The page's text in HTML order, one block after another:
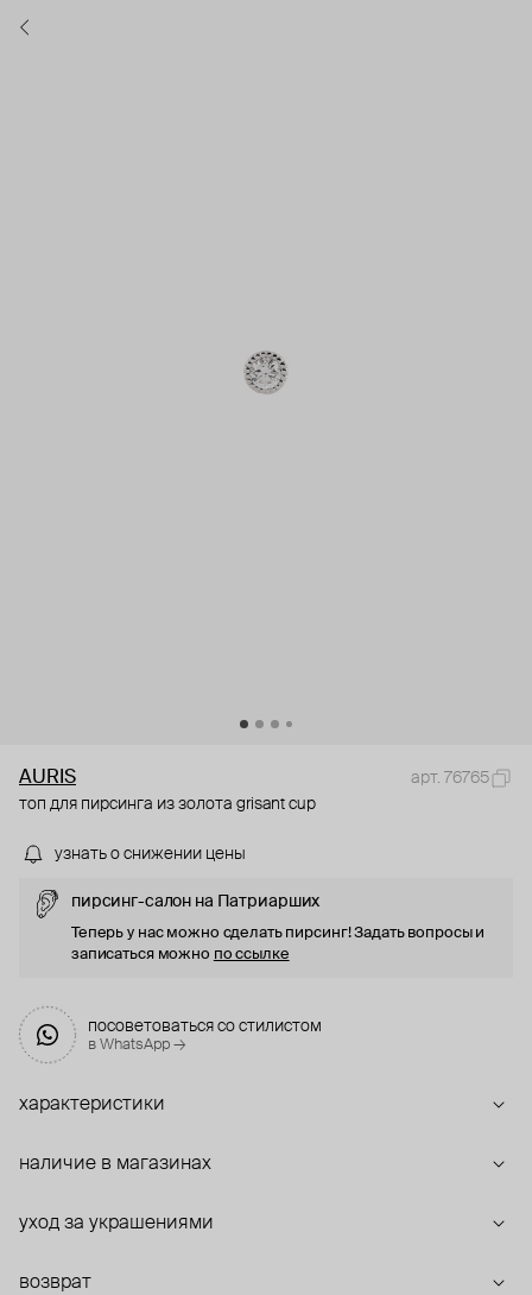
AURIS
арт. 76765
топ для пирсинга из золота grisant cup
узнать о снижении цены
пирсинг-салон на Патриарших
Теперь у нас можно сделать пирсинг! Задать вопросы и
записаться можно по ссылке
посоветоваться со стилистом
в WhatsApp →
характеристики
наличие в магазинах
уход за украшениями
возврат